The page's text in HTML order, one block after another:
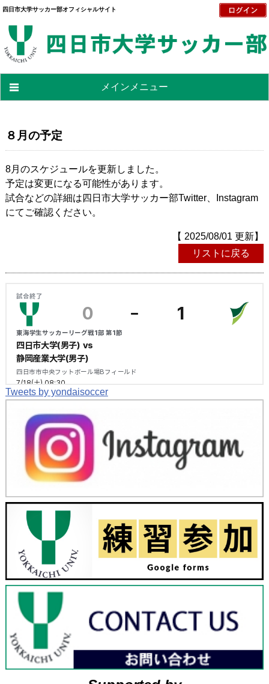
四日市大学サッカー部オフィシャルサイト
メインメニュー
８月の予定
8月のスケジュールを更新しました。
予定は変更になる可能性があります。
試合などの詳細は四日市大学サッカー部Twitter、Instagram
にてご確認ください。
【 2025/08/01 更新】
リストに戻る
Tweets by yondaisoccer